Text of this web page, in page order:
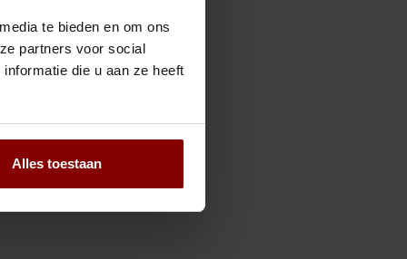
te bieden en om ons
partners voor social
die u aan ze heeft
Alles toestaan